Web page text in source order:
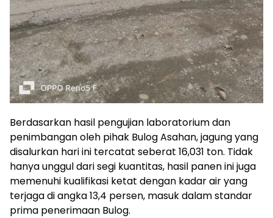
​Berdasarkan hasil pengujian laboratorium dan
penimbangan oleh pihak Bulog Asahan, jagung yang
disalurkan hari ini tercatat seberat 16,031 ton. Tidak
hanya unggul dari segi kuantitas, hasil panen ini juga
memenuhi kualifikasi ketat dengan kadar air yang
terjaga di angka 13,4 persen, masuk dalam standar
prima penerimaan Bulog.